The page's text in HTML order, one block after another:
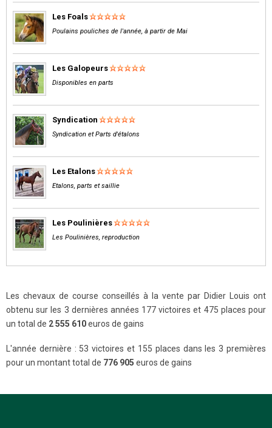
Les Foals
Poulains pouliches de l'année, à partir de Mai
Les Galopeurs
Disponibles en parts
Syndication
Syndication et Parts d'étalons
Les Etalons
Etalons, parts et saillie
Les Poulinières
Les Poulinières, reproduction
Les chevaux de course conseillés à la vente par Didier Louis ont
obtenu sur les 3 dernières années 177 victoires et 475 places pour
un total de 2 555 610euros de gains
L'année dernière : 53 victoires et 155 places dans les 3 premières
pour un montant total de 776 905 euros de gains